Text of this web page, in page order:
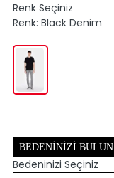
Renk Seçiniz
Renk: Black Denim
BEDENINIZI BULUN
Bedeninizi Seçiniz